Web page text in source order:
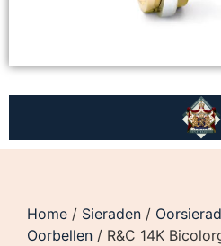
Home / Sieraden /
Oorbellen / R&C 14K